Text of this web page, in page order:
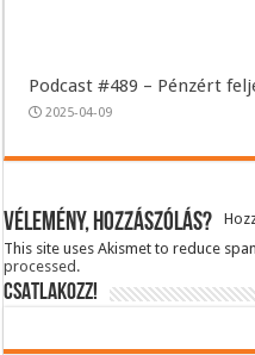
Podcast #489 – Pénzért
2025-04-09
Vélemény, hozzászólás?
This site uses Akismet to reduce
processed.
CSATLAKOZZ!